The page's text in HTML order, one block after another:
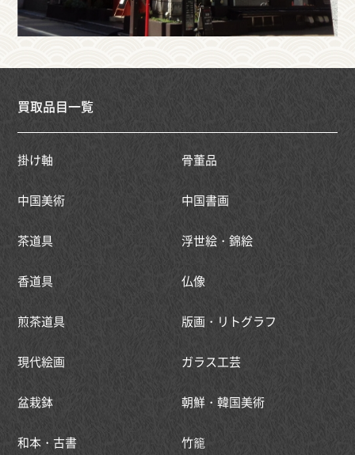
買取品目一覧
掛け軸 骨董品
中国美術 中国書画
茶道具 浮世絵・錦絵
香道具 仏像
煎茶道具 版画・リトグラフ
現代絵画 ガラス工芸
盆栽鉢 朝鮮・韓国美術
和本・古書 竹籠